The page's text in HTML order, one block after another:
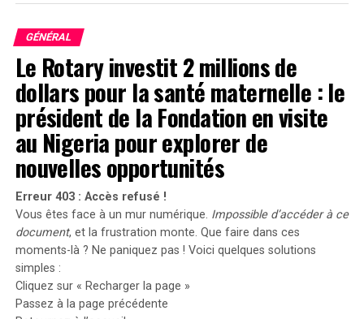
Lucia Rossi, vice-présidente des services ambulatoires et
de la santé de la population à l’ECMC, souligne que la
prévalence des maladies cardiovasculaires dans le comté
d’Erie est préoccupante. Les taux de mortalité liés aux
AVC y sont supérieurs à la moyenne nationale et à celle
de l’État de New York. Les décès dus aux maladies
cardiaques dans cette région sont 33 % plus élevés que
la moyenne nationale, ce qui indique une vulnérabilité
accrue parmi les résidents.
Elle ajoute que des facteurs de risque tels que
l’hypertension et l’obésité sont plus fréquents,
aggravant la situation. Les contrôles de santé
préventifs, y compris les dépistages de la pression
artérielle et du cholestérol, sont significativement
inférieurs à 58 % chez les résidents de Buffalo et des
GÉNÉRAL
Le Rotary investit 2 millions de
dollars pour la santé maternelle : le
président de la Fondation en visite
au Nigeria pour explorer de
nouvelles opportunités
Erreur 403 : Accès refusé !
Vous êtes face à un mur numérique. Impossible d’accéder à ce
document, et la frustration monte. Que faire dans ces
moments-là ? Ne paniquez pas ! Voici quelques solutions
simples :
Cliquez sur « Recharger la page »
Passez à la page précédente